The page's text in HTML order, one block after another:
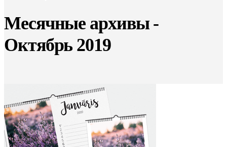
Месячные архивы -
Октябрь 2019